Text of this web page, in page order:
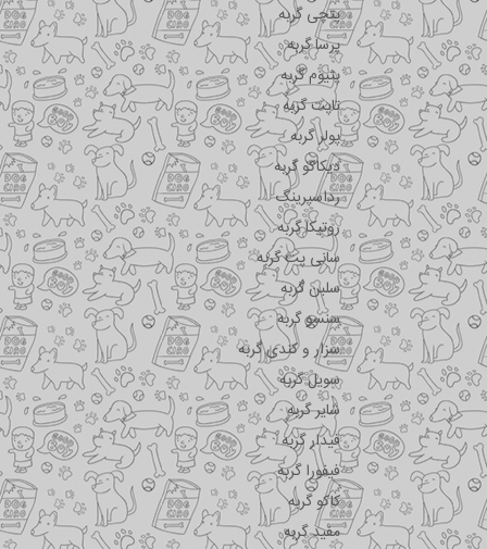
پتچی گربه
پرسا گربه
پتیوم گربه
تاپت گربه
پولر گربه
دیکاکو گربه
رداسپرینگ
روتیکا گربه
سانی پت گربه
سلبن گربه
سنسو گربه
سزار و کندی گربه
سویل گربه
شایر گربه
فیدار گربه
فیفورا گربه
کاکو گربه
مفید گربه